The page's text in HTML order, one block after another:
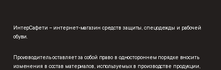
ИнтерСафети – интернет-магазин средств защиты, спецодежды и рабочей
обуви.
Производитель оставляет за собой право в одностороннем порядке вносить
изменения в состав материалов, используемых в производстве продукции,